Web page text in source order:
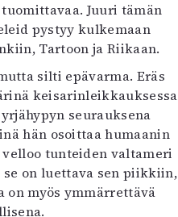
Juuri tämän
pystyy kulkemaan
Tartoon ja Riikaan.
silti epävarma. Eräs
keisarinleikkauksessa
seurauksena
hän osoittaa humaanin
tunteiden valtameri
on luettava sen piikkiin,
on myös ymmärrettävä